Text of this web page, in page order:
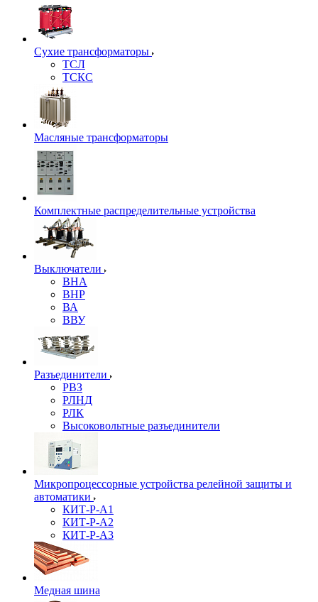
Сухие трансформаторы
ТСЛ
ТСКС
Масляные трансформаторы
Комплектные распределительные устройства
Выключатели
ВНА
ВНР
ВА
ВВУ
Разъединители
РВЗ
РЛНД
РЛК
Высоковольтные разъединители
Микропроцессорные устройства релейной защиты и
автоматики
КИТ-Р-А1
КИТ-Р-А2
КИТ-Р-А3
Медная шина